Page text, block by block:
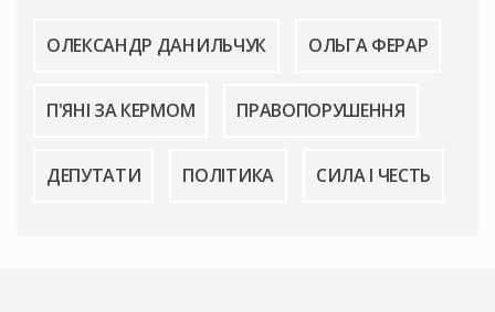
ОЛЕКСАНДР ДАНИЛЬЧУК ОЛЬГА ФЕРАР
П'ЯНІ ЗА КЕРМОМ ПРАВОПОРУШЕННЯ
ДЕПУТАТИ ПОЛІТИКА СИЛА І ЧЕСТЬ